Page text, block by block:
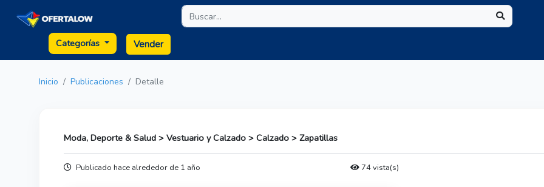
Categorías Vender
Inicio Publicaciones Detalle
Moda, Deporte & Salud > Vestuario y Calzado > Calzado > Zapatillas
Publicado hace alrededor de 1 año 74 vista(s)